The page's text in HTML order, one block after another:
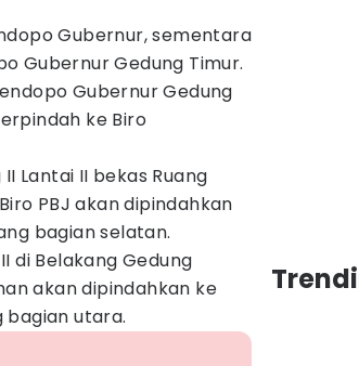
Gubernur, sementara
Gubernur Gedung Timur.
Gubernur Gedung
ke Biro
Lantai II bekas Ruang
PBJ akan dipindahkan
bagian selatan.
di Belakang Gedung
akan dipindahkan ke
bagian utara.